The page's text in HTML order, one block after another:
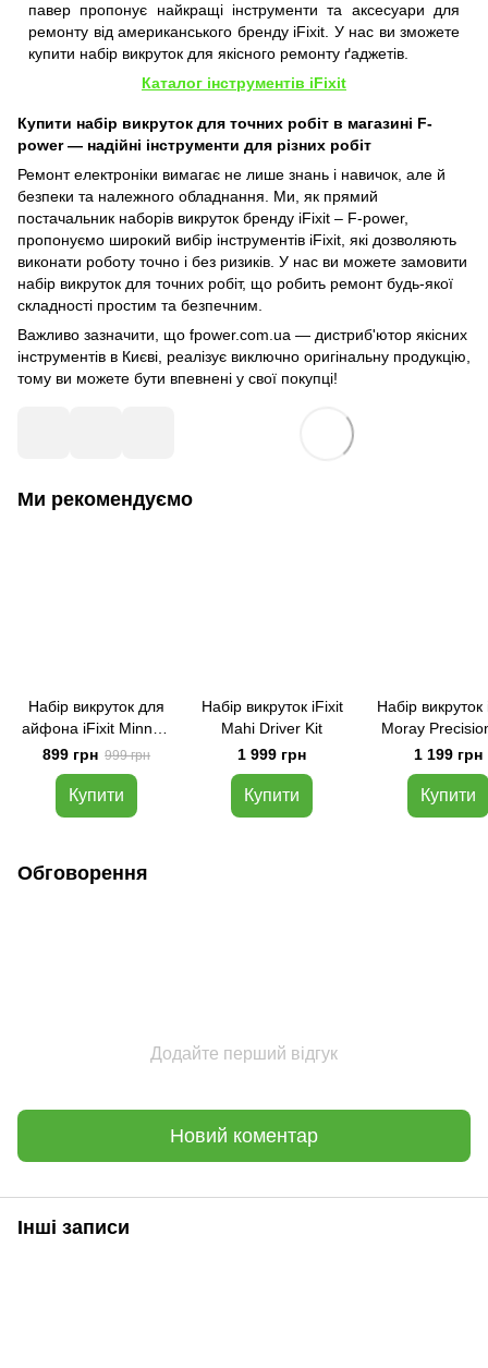
павер пропонує найкращі інструменти та аксесуари для
ремонту від американського бренду iFixit. У нас ви зможете
купити набір викруток для якісного ремонту ґаджетів.
Каталог інструментів iFixit
Купити набір викруток для точних робіт в магазині F-
power — надійні інструменти для різних робіт
Ремонт електроніки вимагає не лише знань і навичок, але й
безпеки та належного обладнання. Ми, як прямий
постачальник наборів викруток бренду iFixit – F-power,
пропонуємо широкий вибір інструментів iFixit, які дозволяють
виконати роботу точно і без ризиків. У нас ви можете замовити
набір викруток для точних робіт, що робить ремонт будь-якої
складності простим та безпечним.
Важливо зазначити, що fpower.com.ua — дистриб'ютор якісних
інструментів в Києві, реалізує виключно оригінальну продукцію,
тому ви можете бути впевнені у свої покупці!
Ми рекомендуємо
Набір викруток для
айфона iFixit Minnow
Precision Bit Set 16
насадок
899 грн 999 грн
Купити
Набір викруток iFixit
Mahi Driver Kit
1 999 грн
Купити
Набір
Moray
Set
1 199 грн
Купити
Обговорення
Додайте перший відгук
Новий коментар
Інші записи